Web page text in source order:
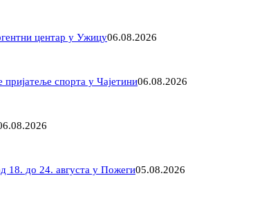
центар у Ужицу06.08.2026
спорта у Чајетини06.08.2026
18. до 24. августа у Пожеги05.08.2026